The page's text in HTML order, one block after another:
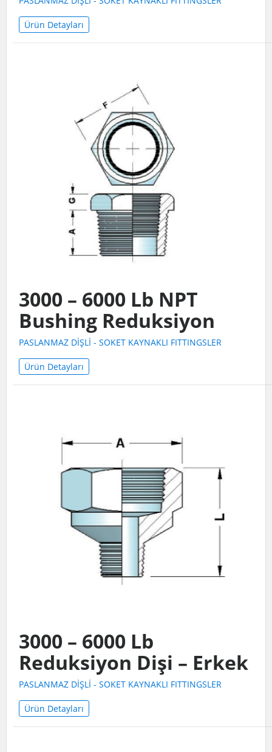
Ürün Detayları
3000 – 6000 Lb NPT
Bushing Reduksiyon
PASLANMAZ DİŞLİ - SOKET KAYNAKLI FITTINGSLER
Ürün Detayları
3000 – 6000 Lb
Reduksiyon Dişi – Erkek
PASLANMAZ DİŞLİ - SOKET KAYNAKLI FITTINGSLER
Ürün Detayları